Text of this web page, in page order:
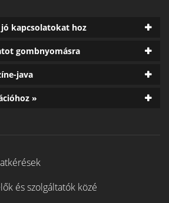
kapcsolatokat hoz
gombnyomásra
java
»
és szolgáltatók közé